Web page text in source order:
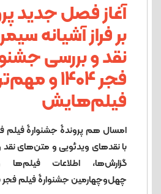
آغاز فصل جدید
بر فراز آشیانه
نقد و بررسی
فجر 1404 و
فیلم‌هایش
امسال هم پروندۀ جشنوارۀ فیلم
با نقدهای ویدئویی و متن‌های
گزارش‌ها، اطلاعات
چهل‌وچهارمین جشنوارۀ فیلم فجر